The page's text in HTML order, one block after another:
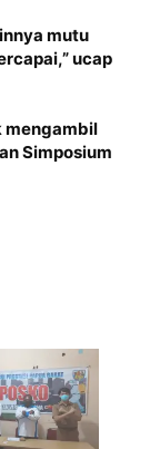
mutu
ucap
mengambil
Simposium